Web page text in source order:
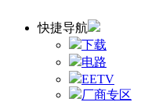
快捷导航
下载
电路
EETV
厂商专区